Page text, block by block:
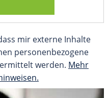
mir externe Inhalte
personenbezogene
werden. Mehr